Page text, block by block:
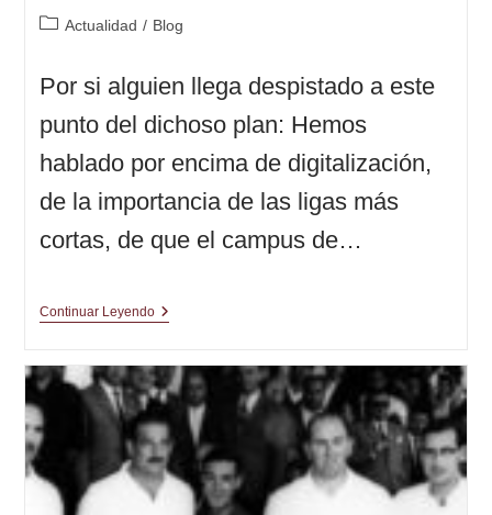
Categoría
entrada:
Actualidad / Blog
Por si alguien llega despistado a este
punto del dichoso plan: Hemos
hablado por encima de digitalización,
de la importancia de las ligas más
cortas, de que el campus de…
Continuar LeyendoUna
Salta
Como
Un
Conejo,
Una
Fusión
Y
Una
Lluvia